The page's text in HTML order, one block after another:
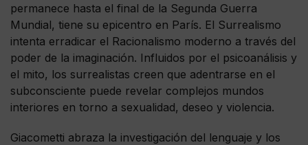
permanece hasta el final de la Segunda Guerra
Mundial, tiene su epicentro en París. El Surrealismo
intenta erradicar el Racionalismo moderno a través del
poder de la imaginación. Influidos por el psicoanálisis y
el mito, los surrealistas creen que adentrarse en el
subconsciente puede revelar complejos mundos
interiores en torno a sexualidad, deseo y violencia.
Giacometti abraza la investigación del lenguaje y los